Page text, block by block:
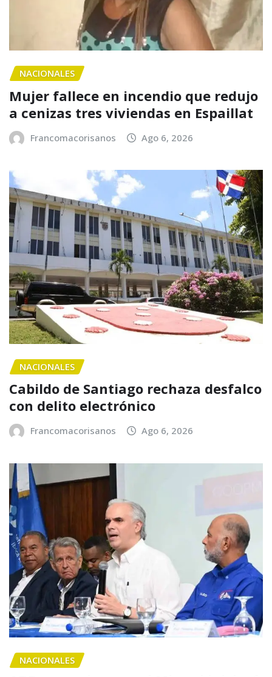
NACIONALES
Mujer fallece en incendio que redujo
a cenizas tres viviendas en Espaillat
Francomacorisanos Ago 6, 2026
NACIONALES
Cabildo de Santiago rechaza desfalco
con delito electrónico
Francomacorisanos Ago 6, 2026
NACIONALES